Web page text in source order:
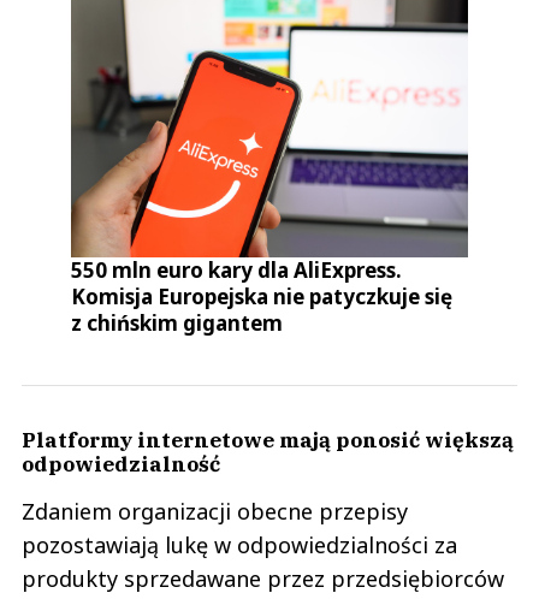
550 mln euro kary dla AliExpress.
Komisja Europejska nie patyczkuje się
z chińskim gigantem
Platformy internetowe mają ponosić większą
odpowiedzialność
Zdaniem organizacji obecne przepisy
pozostawiają lukę w odpowiedzialności za
produkty sprzedawane przez przedsiębiorców